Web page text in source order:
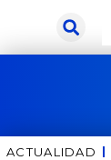
contenido
ACTUALIDAD